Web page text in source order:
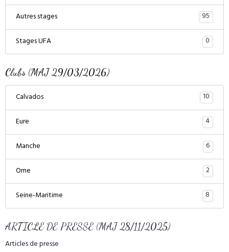
Autres stages
95
Stages UFA
0
Clubs (MAJ 29/03/2026)
Calvados
10
Eure
4
Manche
6
Orne
2
Seine-Maritime
8
ARTICLE DE PRESSE (MAJ 28/11/2025)
Articles de presse